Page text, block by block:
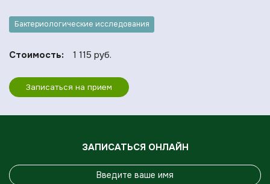
Бактериологические исследования
Стоимость: 1 115 руб.
Записаться на прием
ЗАПИСАТЬСЯ ОНЛАЙН